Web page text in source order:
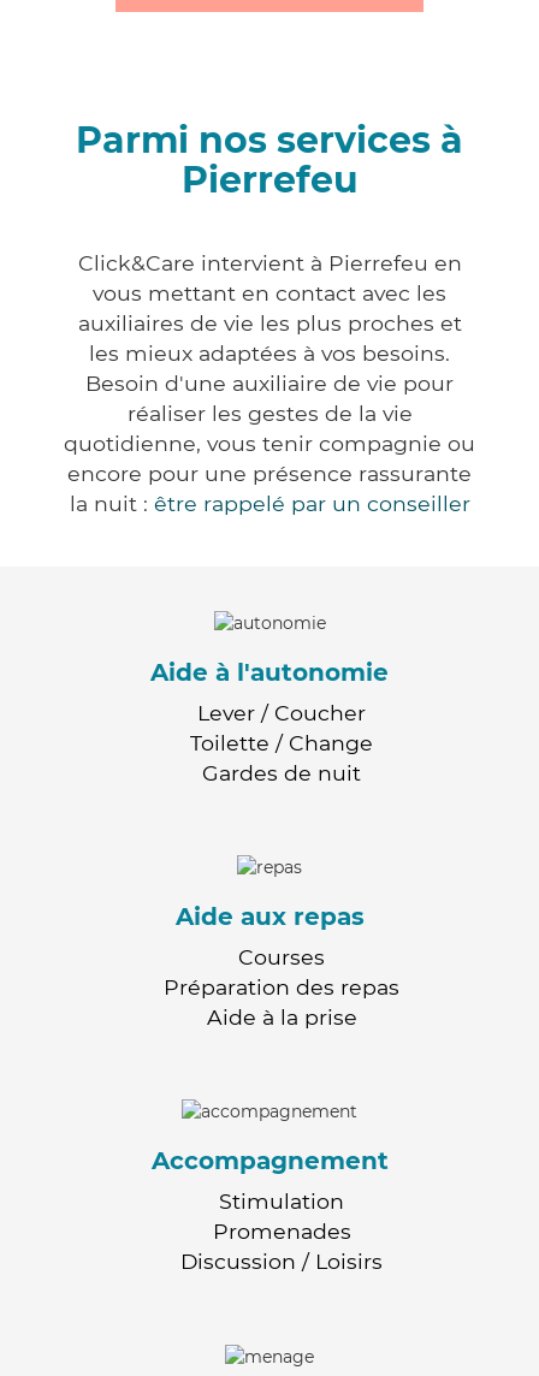
Parmi nos services à
Pierrefeu
Click&Care intervient à Pierrefeu en
vous mettant en contact avec les
auxiliaires de vie les plus proches et
les mieux adaptées à vos besoins.
Besoin d'une auxiliaire de vie pour
réaliser les gestes de la vie
quotidienne, vous tenir compagnie ou
encore pour une présence rassurante
la nuit : être rappelé par un conseiller
Aide à l'autonomie
Lever / Coucher
Toilette / Change
Gardes de nuit
Aide aux repas
Courses
Préparation des repas
Aide à la prise
Accompagnement
Stimulation
Promenades
Discussion / Loisirs